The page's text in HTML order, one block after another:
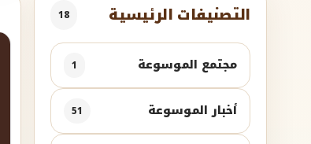
التصنيفات الرئيسية 18
مجتمع الموسوعة 1
أخبار الموسوعة 51